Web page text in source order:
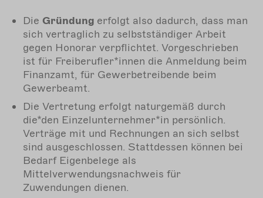
DieGründung erfolgt also dadurch, dass man
sich vertraglich zu selbstständiger Arbeit
gegen Honorar verpflichtet. Vorgeschrieben
ist für Freiberufler*innen die Anmeldung beim
Finanzamt, für Gewerbetreibende beim
Gewerbeamt.
Die Vertretung erfolgt naturgemäß durch
die*den Einzelunternehmer*in persönlich.
Verträge mit und Rechnungen an sich selbst
sind ausgeschlossen. Stattdessen können bei
Bedarf Eigenbelege als
Mittelverwendungsnachweis für
Zuwendungen dienen.